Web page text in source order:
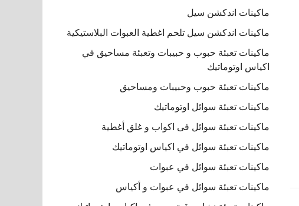
ماكينات اندكشن سيل
ماكينات اندكشن سيل تلحم اغطية العبوات البلاستيكية
ماكينات تعبئة حبوب و حبيبات وتعبئة مساحيق في
اكياس اوتوماتيك
ماكينات تعبئة حبوب وحبيبات ومساحيق
ماكينات تعبئة سوائل اوتوماتيك
ماكينات تعبئة سوائل فى اكواب و غلق أغطية
ماكينات تعبئة سوائل في اكياس اوتوماتيك
ماكينات تعبئة سوائل في عبوات
ماكينات تعبئة سوائل في عبوات و أكياس